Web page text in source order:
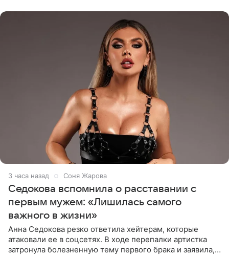
3 часа назад Соня Жарова
Седокова вспомнила о расставании с
первым мужем: «Лишилась самого
важного в жизни»
Анна Седокова резко ответила хейтерам, которые
атаковали ее в соцсетях. В ходе перепалки артистка
затронула болезненную тему первого брака и заявила,